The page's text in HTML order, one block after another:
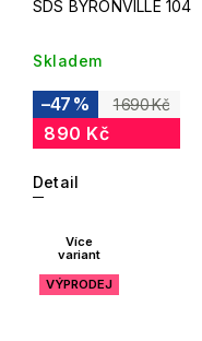
SDS BYRONVILLE 104
Skladem
1 690 Kč
–47 %
890 Kč
Detail
Více
variant
VÝPRODEJ